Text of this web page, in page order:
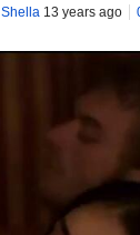
Shella 13 years ago